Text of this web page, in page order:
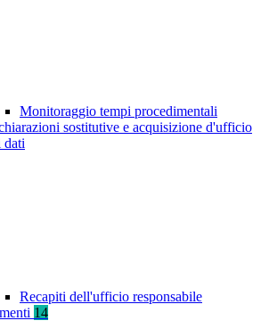
Monitoraggio tempi procedimentali
sostitutive e acquisizione d'ufficio
dati
Recapiti dell'ufficio responsabile
14